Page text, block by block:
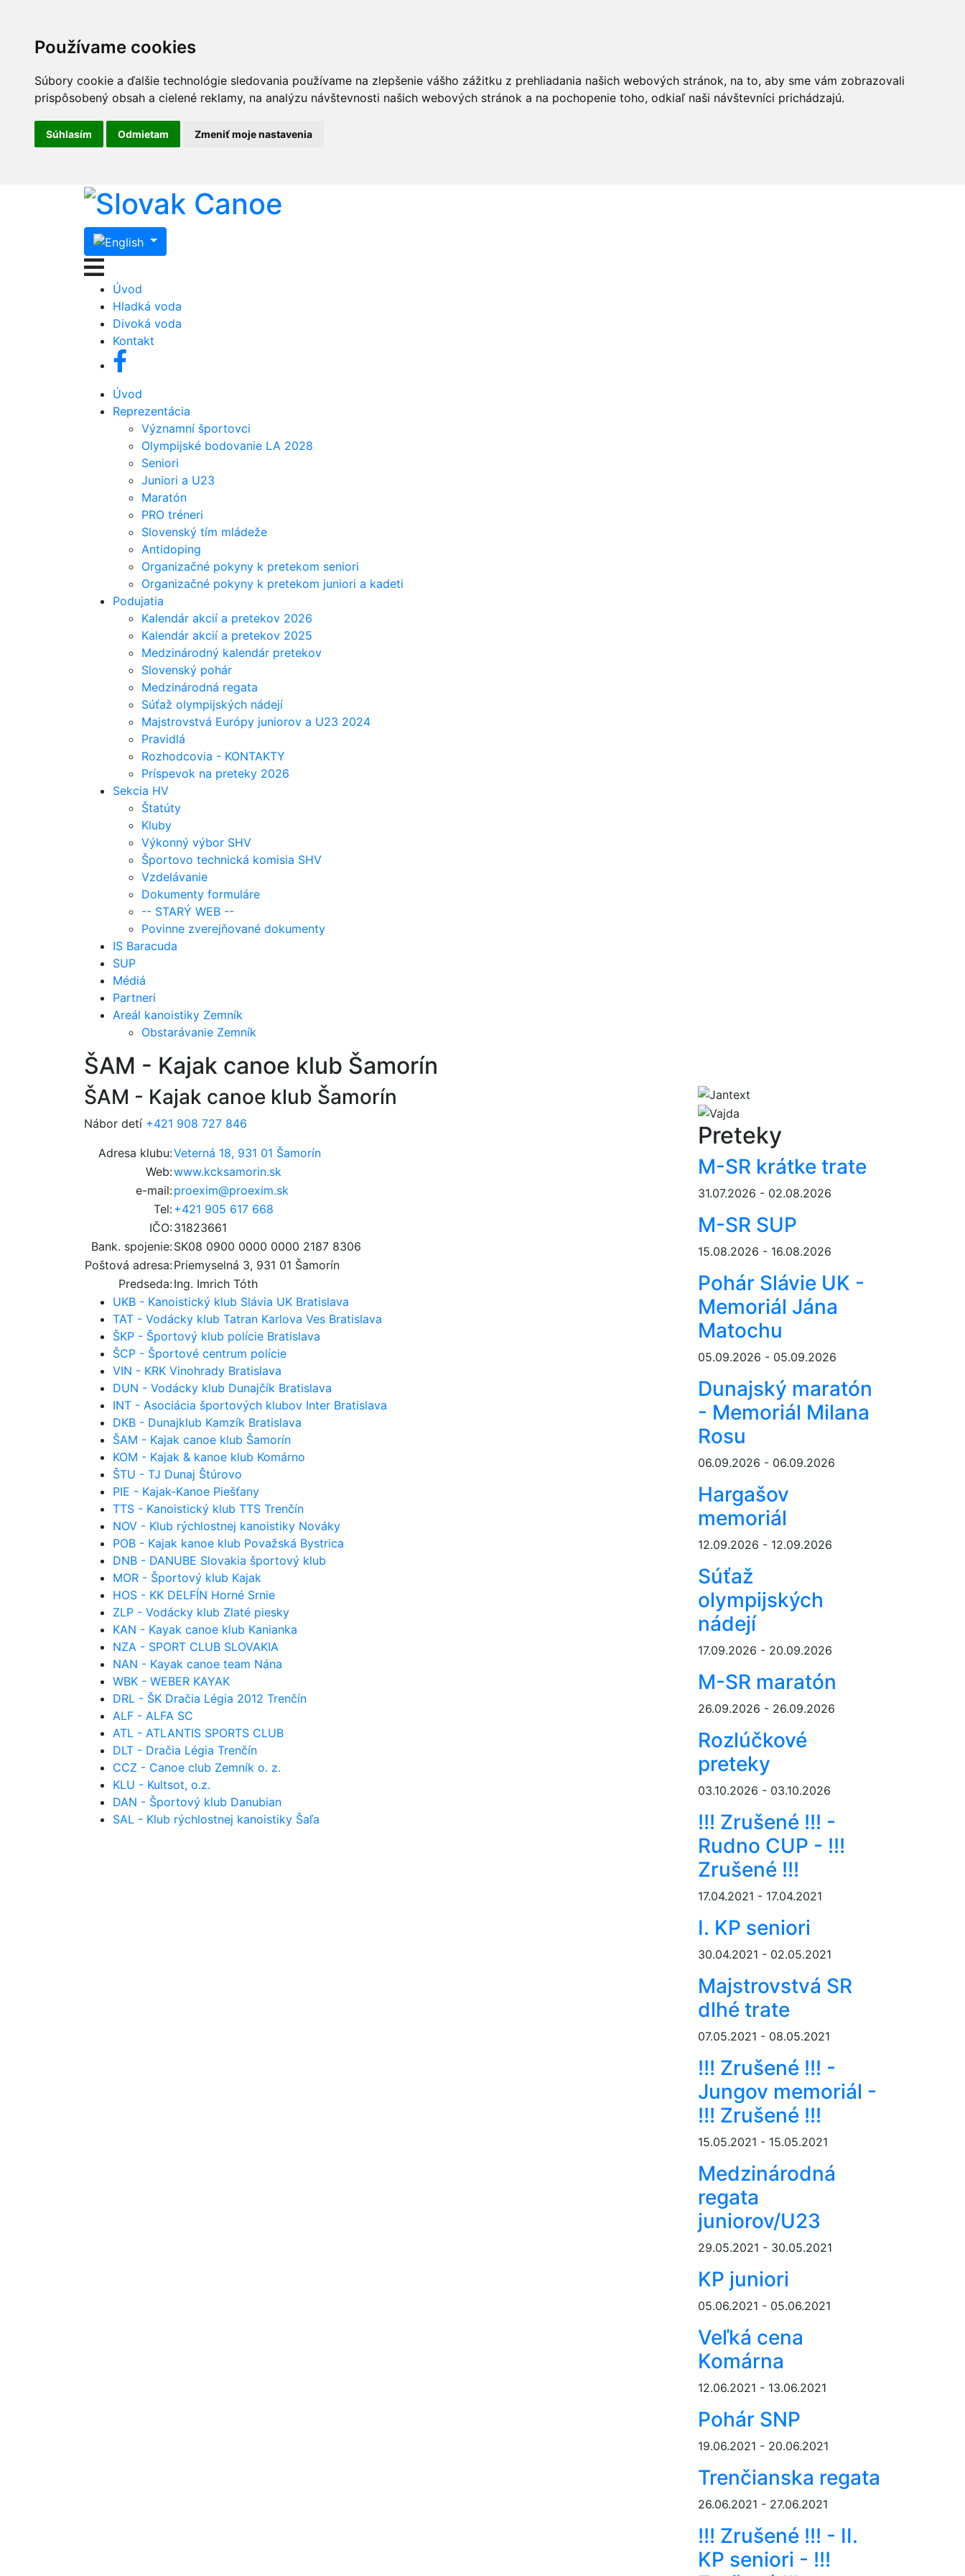
Používame cookies
Súbory cookie a ďalšie technológie sledovania používame na zlepšenie vášho zážitku z prehliadania našich webových stránok, na to, aby sme vám zobrazovali
prispôsobený obsah a cielené reklamy, na analýzu návštevnosti našich webových stránok a na pochopenie toho, odkiaľ naši návštevníci prichádzajú.
Súhlasím Odmietam Zmeniť moje nastavenia
Úvod
Hladká voda
Divoká voda
Kontakt
Úvod
Reprezentácia
Významní športovci
Olympijské bodovanie LA 2028
Seniori
Juniori a U23
Maratón
PRO tréneri
Slovenský tím mládeže
Antidoping
Organizačné pokyny k pretekom seniori
Organizačné pokyny k pretekom juniori a kadeti
Podujatia
Kalendár akcií a pretekov 2026
Kalendár akcií a pretekov 2025
Medzinárodný kalendár pretekov
Slovenský pohár
Medzinárodná regata
Súťaž olympijských nádejí
Majstrovstvá Európy juniorov a U23 2024
Pravidlá
Rozhodcovia - KONTAKTY
Príspevok na preteky 2026
Sekcia HV
Štatúty
Kluby
Výkonný výbor SHV
Športovo technická komisia SHV
Vzdelávanie
Dokumenty formuláre
-- STARÝ WEB --
Povinne zverejňované dokumenty
IS Baracuda
SUP
Médiá
Partneri
Areál kanoistiky Zemník
Obstarávanie Zemník
ŠAM - Kajak canoe klub Šamorín
ŠAM - Kajak canoe klub Šamorín
Nábor detí +421 908 727 846
Adresa klubu:Veterná 18, 931 01 Šamorín
Web:www.kcksamorin.sk
e-mail:proexim@proexim.sk
Tel:+421 905 617 668
IČO:31823661
Bank. spojenie:SK08 0900 0000 0000 2187 8306
Poštová adresa:Priemyselná 3, 931 01 Šamorín
Predseda:Ing. Imrich Tóth
UKB - Kanoistický klub Slávia UK Bratislava
TAT - Vodácky klub Tatran Karlova Ves Bratislava
ŠKP - Športový klub polície Bratislava
ŠCP - Športové centrum polície
VIN - KRK Vinohrady Bratislava
DUN - Vodácky klub Dunajčík Bratislava
INT - Asociácia športových klubov Inter Bratislava
DKB - Dunajklub Kamzík Bratislava
ŠAM - Kajak canoe klub Šamorín
KOM - Kajak & kanoe klub Komárno
ŠTU - TJ Dunaj Štúrovo
PIE - Kajak-Kanoe Piešťany
TTS - Kanoistický klub TTS Trenčín
NOV - Klub rýchlostnej kanoistiky Nováky
POB - Kajak kanoe klub Považská Bystrica
DNB - DANUBE Slovakia športový klub
MOR - Športový klub Kajak
HOS - KK DELFÍN Horné Srnie
ZLP - Vodácky klub Zlaté piesky
KAN - Kayak canoe klub Kanianka
NZA - SPORT CLUB SLOVAKIA
NAN - Kayak canoe team Nána
WBK - WEBER KAYAK
DRL - ŠK Dračia Légia 2012 Trenčín
ALF - ALFA SC
ATL - ATLANTIS SPORTS CLUB
DLT - Dračia Légia Trenčín
CCZ - Canoe club Zemník o. z.
KLU - Kultsot, o.z.
DAN - Športový klub Danubian
SAL - Klub rýchlostnej kanoistiky Šaľa
Preteky
M-SR krátke trate
31.07.2026 - 02.08.2026
M-SR SUP
15.08.2026 - 16.08.2026
Pohár Slávie UK -
Memoriál Jána
Matochu
05.09.2026 - 05.09.2026
Dunajský maratón
- Memoriál Milana
Rosu
06.09.2026 - 06.09.2026
Hargašov
memoriál
12.09.2026 - 12.09.2026
Súťaž
olympijských
nádejí
17.09.2026 - 20.09.2026
M-SR maratón
26.09.2026 - 26.09.2026
Rozlúčkové
preteky
03.10.2026 - 03.10.2026
!!! Zrušené !!! -
Rudno CUP - !!!
Zrušené !!!
17.04.2021 - 17.04.2021
I. KP seniori
30.04.2021 - 02.05.2021
Majstrovstvá SR
dlhé trate
07.05.2021 - 08.05.2021
!!! Zrušené !!! -
Jungov memoriál -
!!! Zrušené !!!
15.05.2021 - 15.05.2021
Medzinárodná
regata
juniorov/U23
29.05.2021 - 30.05.2021
KP juniori
05.06.2021 - 05.06.2021
Veľká cena
Komárna
12.06.2021 - 13.06.2021
Pohár SNP
19.06.2021 - 20.06.2021
Trenčianska regata
26.06.2021 - 27.06.2021
!!! Zrušené !!! - II.
KP seniori - !!!